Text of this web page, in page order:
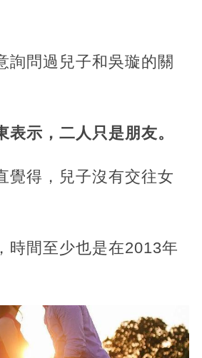
詢問過兒子和吳璇的關
表示，二人只是朋友。
覺得，兒子沒有交往女
時間至少也是在2013年